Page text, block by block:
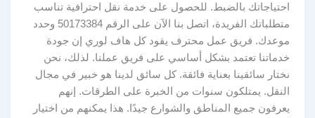
احتياجاتك بالضبط. للحصول على خدمة نقل احترافية تناسب
متطلباتك الفريدة، اتصل بنا الآن على الرقم 50173384 وحدد
موعدك. فريق عمل محترف يقود كل هاف لوري إن جودة
خدماتنا تعتمد بشكل أساسي على فريق عملنا. لذلك، نحن
نختار سائقينا بعناية فائقة. كل سائق لدينا هو خبير في مجال
النقل. يمتلكون سنوات من الخبرة على الطرقات. إنهم
يعرفون جميع المناطق والشوارع جيدًا. هذا يمكنهم من اختيار